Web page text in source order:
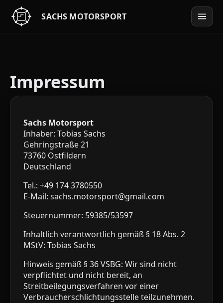
Impressum
Sachs Motorsport
Inhaber: Tobias Sachs
Gehringstraße 21
73760 Ostfildern
Deutschland
Tel.: +49 174 3780550
E‑Mail: sachs.motorsport@gmail.com
Steuernummer: 59385/53597
Inhaltlich verantwortlich gemäß § 18 Abs. 2
MStV: Tobias Sachs
Hinweis gemäß § 36 VSBG: Wir sind nicht
verpflichtet und nicht bereit, an
Streitbeilegungsverfahren vor einer
Verbraucherschlichtungsstelle teilzunehmen.